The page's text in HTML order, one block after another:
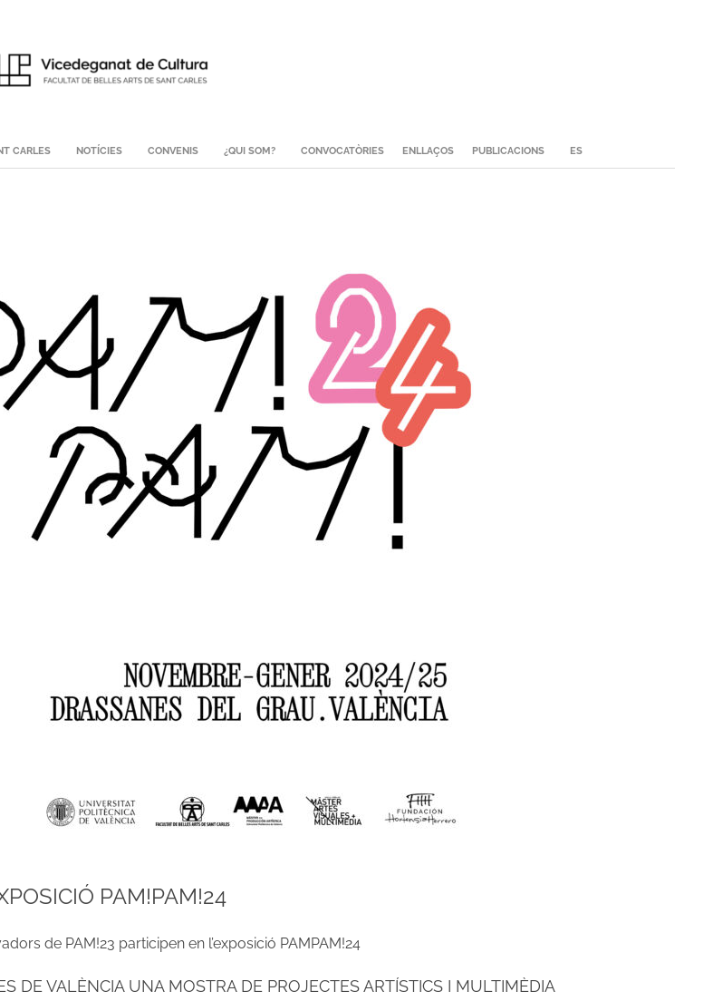
CARLES NOTÍCIES CONVENIS ¿QUI SOM? CONVOCATÒRIES ENLLAÇOS PUBLICACIONS ES
PAM!PAM!24
de PAM!23 participen en l’exposició PAMPAM!24
DE VALÈNCIA UNA MOSTRA DE PROJECTES ARTÍSTICS I MULTIMÈDIA